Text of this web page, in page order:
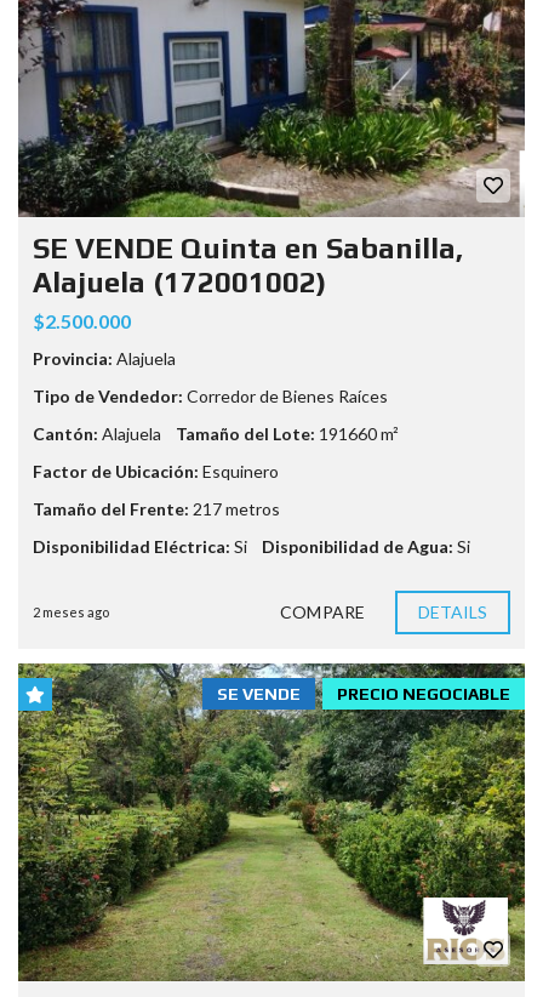
SE VENDE Quinta en Sabanilla,
Alajuela (172001002)
$2.500.000
Provincia: Alajuela
Tipo de Vendedor: Corredor de Bienes Raíces
Cantón: Alajuela Tamaño del Lote: 191660 m²
Factor de Ubicación: Esquinero
Tamaño del Frente: 217 metros
Disponibilidad Eléctrica: Si Disponibilidad de Agua: Si
2 meses ago COMPARE DETAILS
PRECIO NEGOCIABLE
SE VENDE